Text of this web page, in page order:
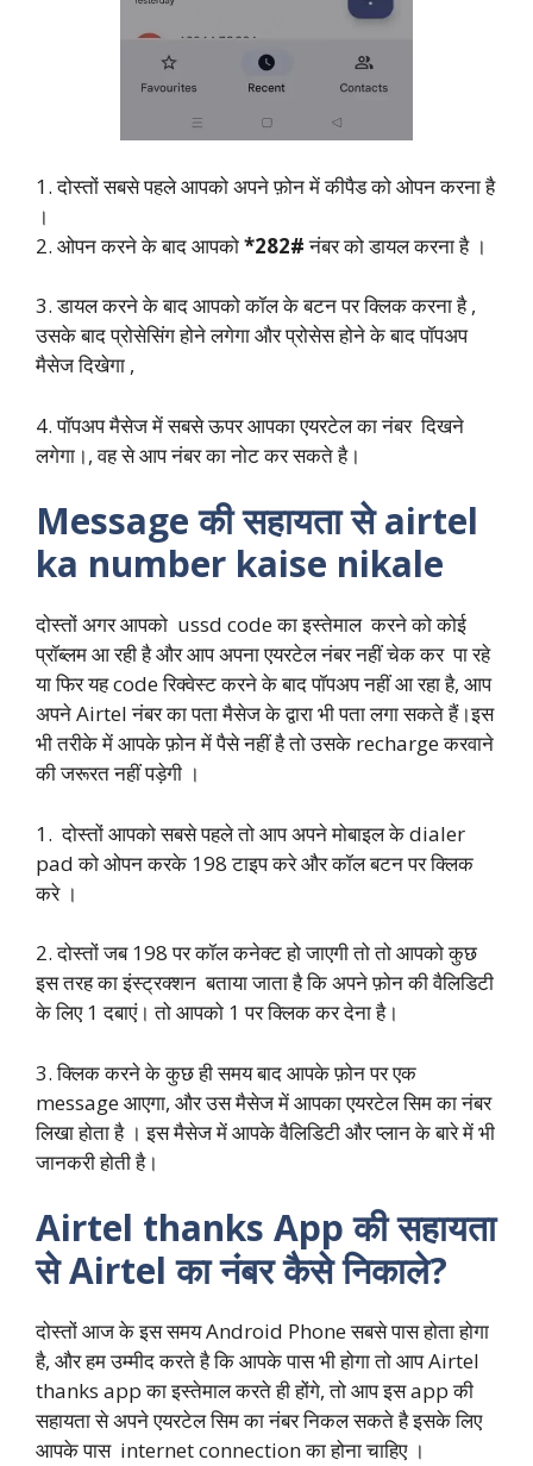
1. दोस्तों सबसे पहले आपको अपने फ़ोन में कीपैड को ओपन करना है
।
2. ओपन करने के बाद आपको*282#नंबर को डायल करना है ।
3. डायल करने के बाद आपको कॉल के बटन पर क्लिक करना है ,
उसके बाद प्रोसेसिंग होने लगेगा और प्रोसेस होने के बाद पॉपअप
मैसेज दिखेगा ,
4. पॉपअप मैसेज में सबसे ऊपर आपका एयरटेल का नंबर दिखने
लगेगा।, वह से आप नंबर का नोट कर सकते है।
Message की सहायता से airtel
ka number kaise nikale
दोस्तों अगर आपको ussd code का इस्तेमाल करने को कोई
प्रॉब्लम आ रही है और आप अपना एयरटेल नंबर नहीं चेक कर पा रहे
या फिर यह code रिक्वेस्ट करने के बाद पॉपअप नहीं आ रहा है, आप
अपने Airtel नंबर का पता मैसेज के द्वारा भी पता लगा सकते हैं।इस
भी तरीके में आपके फ़ोन में पैसे नहीं है तो उसके recharge करवाने
की जरूरत नहीं पड़ेगी ।
1. दोस्तों आपको सबसे पहले तो आप अपने मोबाइल के dialer
pad को ओपन करके 198 टाइप करे और कॉल बटन पर क्लिक
करे ।
2. दोस्तों जब 198 पर कॉल कनेक्ट हो जाएगी तो तो आपको कुछ
इस तरह का इंस्ट्रक्शन बताया जाता है कि अपने फ़ोन की वैलिडिटी
के लिए 1 दबाएं। तो आपको 1 पर क्लिक कर देना है।
3. क्लिक करने के कुछ ही समय बाद आपके फ़ोन पर एक
message आएगा, और उस मैसेज में आपका एयरटेल सिम का नंबर
लिखा होता है । इस मैसेज में आपके वैलिडिटी और प्लान के बारे में भी
जानकरी होती है।
Airtel thanks App की सहायता
से Airtel का नंबर कैसे निकाले?
दोस्तों आज के इस समय Android Phone सबसे पास होता होगा
है, और हम उम्मीद करते है कि आपके पास भी होगा तो आप Airtel
thanks app का इस्तेमाल करते ही होंगे, तो आप इस app की
सहायता से अपने एयरटेल सिम का नंबर निकल सकते है इसके लिए
आपके पास internet connection का होना चाहिए ।